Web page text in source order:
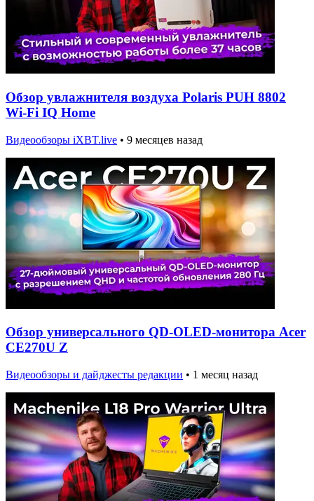
Обзор увлажнителя воздуха Polaris PUH 8802
Wi-Fi IQ Home
Видеообзоры iXBT.live • 9 месяцев назад
Обзор универсального QD-OLED-монитора Acer
CE270U Z
Видеообзоры и дайджесты редакции • 1 месяц назад